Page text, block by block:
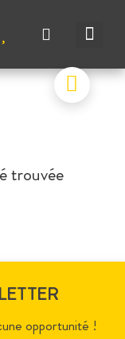
trouvée
opportunité !